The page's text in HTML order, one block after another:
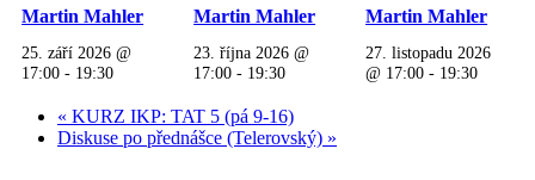
Martin Mahler
25. září 2026 @
17:00 - 19:30
Martin Mahler
23. října 2026 @
17:00 - 19:30
Martin Mahler
27. listopadu 2026
@ 17:00 - 19:30
« KURZ IKP: TAT 5 (pá 9-16)
Diskuse po přednášce (Telerovský) »